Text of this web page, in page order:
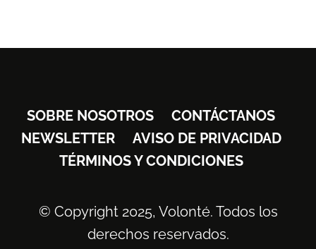
SOBRE NOSOTROS
CONTÁCTANOS
NEWSLETTER
AVISO DE PRIVACIDAD
TÉRMINOS Y CONDICIONES
© Copyright 2025, Volonté. Todos los
derechos reservados.